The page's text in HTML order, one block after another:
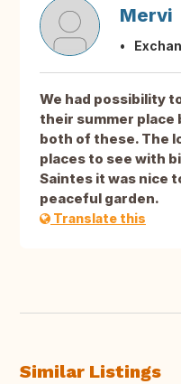
Mervi
We had possibility
their summer place
both of these. The
places to see with
Saintes it was nice
peaceful garden.
Translate this
Similar Listings